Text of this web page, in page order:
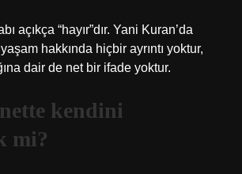
açıkça “hayır”dır. Yani Kuran’da
hakkında hiçbir ayrıntı yoktur,
dair de net bir ifade yoktur.
kendini
mi?